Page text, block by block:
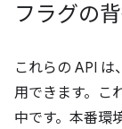
フラグの
これらの API
用できます。こ
中です。本番環